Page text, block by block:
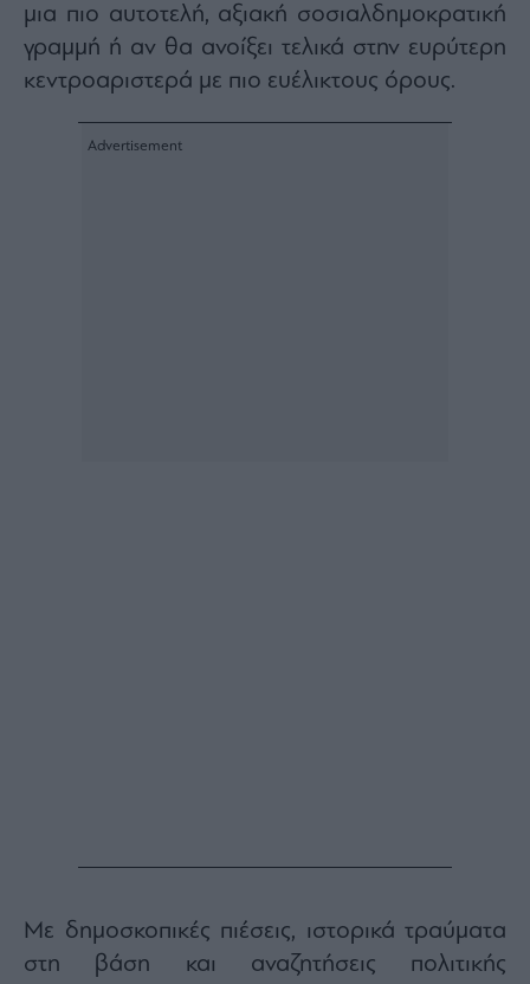
μια πιο αυτοτελή, αξιακή σοσιαλδημοκρατική
γραμμή ή αν θα ανοίξει τελικά στην ευρύτερη
κεντροαριστερά με πιο ευέλικτους όρους.
Με δημοσκοπικές πιέσεις, ιστορικά τραύματα
στη βάση και αναζητήσεις πολιτικής